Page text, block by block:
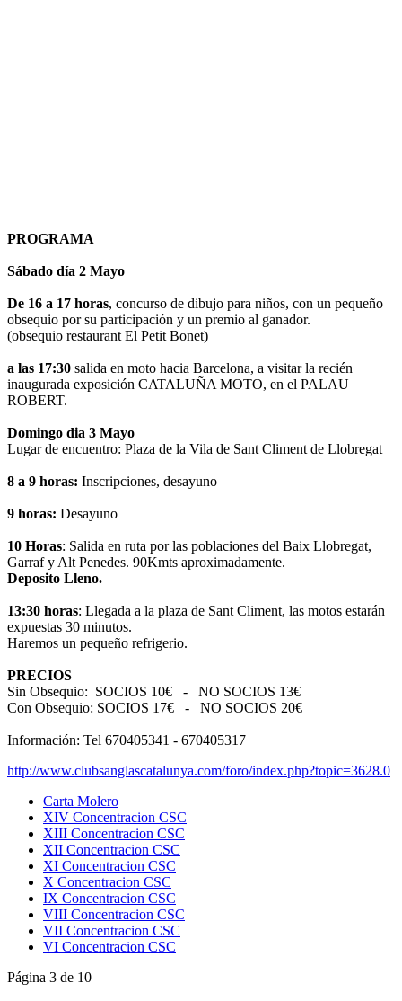
PROGRAMA
Sábado día 2 Mayo
De 16 a 17 horas, concurso de dibujo para niños, con un pequeño
obsequio por su participación y un premio al ganador.
(obsequio restaurant El Petit Bonet)
a las 17:30 salida en moto hacia Barcelona, a visitar la recién
inaugurada exposición CATALUÑA MOTO, en el PALAU
ROBERT.
Domingo dia 3 Mayo
Lugar de encuentro: Plaza de la Vila de Sant Climent de Llobregat
8 a 9 horas: Inscripciones, desayuno
9 horas: Desayuno
10 Horas: Salida en ruta por las poblaciones del Baix Llobregat,
Garraf y Alt Penedes. 90Kmts aproximadamente.
Deposito Lleno.
13:30 horas: Llegada a la plaza de Sant Climent, las motos estarán
expuestas 30 minutos.
Haremos un pequeño refrigerio.
PRECIOS
Sin Obsequio: SOCIOS 10€ - NO SOCIOS 13€
Con Obsequio: SOCIOS 17€ - NO SOCIOS 20€
Información: Tel 670405341 - 670405317
http://www.clubsanglascatalunya.com/foro/index.php?topic=3628.0
Carta Molero
XIV Concentracion CSC
XIII Concentracion CSC
XII Concentracion CSC
XI Concentracion CSC
X Concentracion CSC
IX Concentracion CSC
VIII Concentracion CSC
VII Concentracion CSC
VI Concentracion CSC
Página 3 de 10